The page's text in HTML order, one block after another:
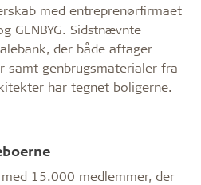
med entreprenørfirmaet
GENBYG. Sidstnævnte
der både aftager
samt genbrugsmaterialer fra
har tegnet boligerne.
15.000 medlemmer, der